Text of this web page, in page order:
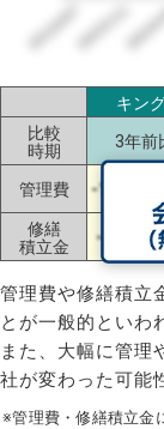
2023/072023/11
キン
比較
時期
3年前
管理費 -19円（-
修繕
積立金
-4円（-
管理費や修繕積立
とが一般的といわ
また、大幅に管理
社が変わった可能
※管理費・修繕積立金